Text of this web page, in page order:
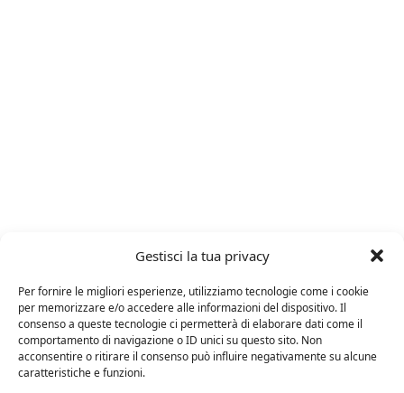
Gestisci la tua privacy
Per fornire le migliori esperienze, utilizziamo tecnologie come i cookie
per memorizzare e/o accedere alle informazioni del dispositivo. Il
consenso a queste tecnologie ci permetterà di elaborare dati come il
comportamento di navigazione o ID unici su questo sito. Non
acconsentire o ritirare il consenso può influire negativamente su alcune
caratteristiche e funzioni.
Avola Nero